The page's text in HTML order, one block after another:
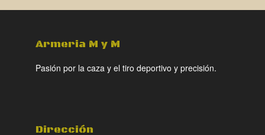
Armeria M y M
Pasión por la caza y el tiro deportivo y precisión.
Dirección